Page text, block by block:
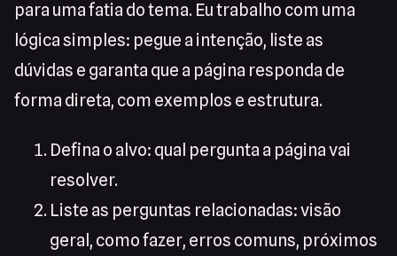
para uma fatia do tema. Eu trabalho com uma
lógica simples: pegue a intenção, liste as
dúvidas e garanta que a página responda de
forma direta, com exemplos e estrutura.
Defina o alvo: qual pergunta a página vai
resolver.
Liste as perguntas relacionadas: visão
geral, como fazer, erros comuns, próximos